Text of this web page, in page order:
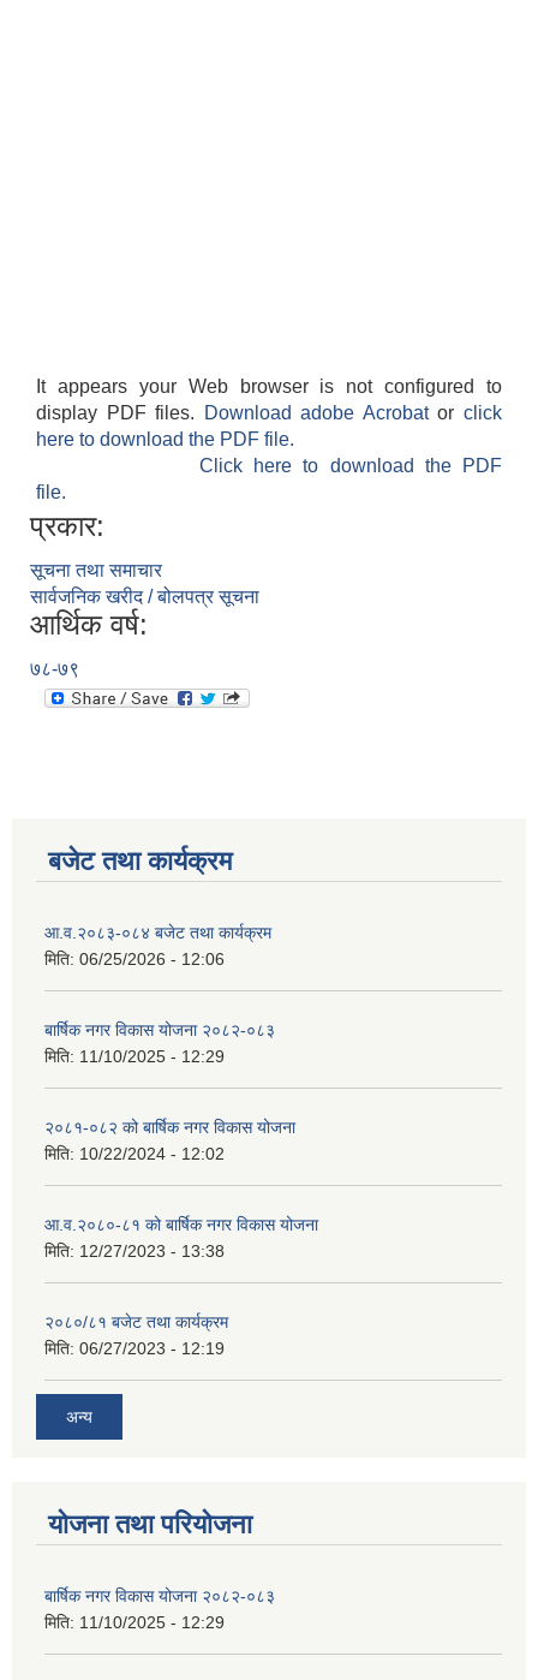
It appears your Web browser is not configured to
display PDF files.
Download adobe Acrobatorclick
here to download the PDF file.
Click here to download the PDF
file.
प्रकार:
सूचना तथा समाचार
सार्वजनिक खरीद / बोलपत्र सूचना
आर्थिक वर्ष:
७८-७९
बजेट तथा कार्यक्रम
आ.व.२०८३-०८४ बजेट तथा कार्यक्रम
मिति: 06/25/2026 - 12:06
बार्षिक नगर विकास योजना २०८२-०८३
मिति: 11/10/2025 - 12:29
२०८१-०८२ को बार्षिक नगर विकास योजना
मिति: 10/22/2024 - 12:02
आ.व.२०८०-८१ को बार्षिक नगर विकास योजना
मिति: 12/27/2023 - 13:38
२०८०/८१ बजेट तथा कार्यक्रम
मिति: 06/27/2023 - 12:19
अन्य
योजना तथा परियोजना
बार्षिक नगर विकास योजना २०८२-०८३
मिति: 11/10/2025 - 12:29